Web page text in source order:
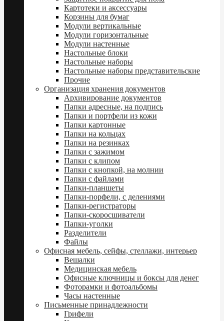
Картотеки и аксессуары
Корзины для бумаг
Модули вертикальные
Модули горизонтальные
Модули настенные
Настольные блоки
Настольные наборы
Настольные наборы представительские
Прочие
Организация хранения документов
Архивирование документов
Папки адресные, на подпись
Папки и портфели из кожи
Папки картонные
Папки на кольцах
Папки на резинках
Папки с зажимом
Папки с клипом
Папки с кнопкой, на молнии
Папки с файлами
Папки-планшеты
Папки-порфели, с делениями
Папки-регистраторы
Папки-скоросшиватели
Папки-уголки
Разделители
Файлы
Офисная мебель, сейфы, стеллажи, интерьер
Вешалки
Медицинская мебель
Офисные ключницы и боксы для денег
Фоторамки и фотоальбомы
Часы настенные
Письменные принадлежности
Грифели